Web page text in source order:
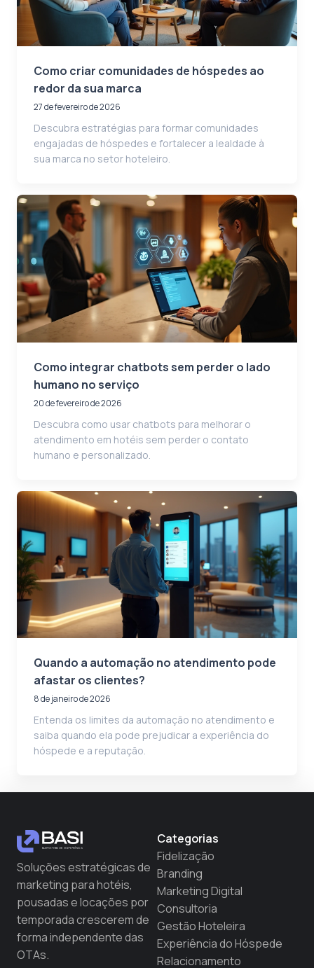
Como criar comunidades de hóspedes ao
redor da sua marca
27 de fevereiro de 2026
Descubra estratégias para formar comunidades
engajadas de hóspedes e fortalecer a lealdade à
sua marca no setor hoteleiro.
Como integrar chatbots sem perder o lado
humano no serviço
20 de fevereiro de 2026
Descubra como usar chatbots para melhorar o
atendimento em hotéis sem perder o contato
humano e personalizado.
Quando a automação no atendimento pode
afastar os clientes?
8 de janeiro de 2026
Entenda os limites da automação no atendimento e
saiba quando ela pode prejudicar a experiência do
hóspede e a reputação.
Soluções estratégicas de
marketing para hotéis,
pousadas e locações por
temporada crescerem de
forma independente das
OTAs.
Categorias
Fidelização
Branding
Marketing Digital
Consultoria
Gestão Hoteleira
Experiência do Hóspede
Relacionamento